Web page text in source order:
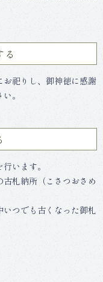
祀りし、御神徳に感謝
。
います。
札納所（こさつおさめ
いつでも古くなった御札